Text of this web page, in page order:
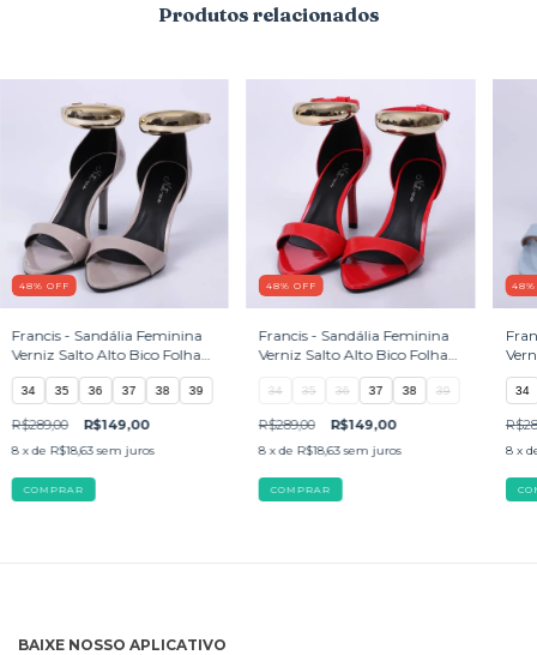
Produtos relacionados
48% OFF
Francis - Sandália Feminina
Verniz Salto Alto Bico Folha
Cinza
34 35 36 37 38 39
R$289,00 R$149,00
8 x de R$18,63 sem juros
COMPRAR
48% OFF
Francis - Sandália Feminina
Verniz Salto Alto Bico Folha
34 35 36 37 38 39
R$289,00 R$149,00
8 x de R$18,63 sem juros
COMPRAR
48
34
8 x
BAIXE NOSSO APLICATIVO